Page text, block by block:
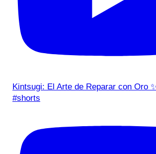
Kintsugi: El Arte de Reparar con Oro
#shorts